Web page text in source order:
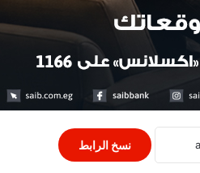
نسخ الرابط
توقيع مذكرة تفاهم
للتصنيع وشركة كورية
الغاز
أسعار الذهب فى مصر
البورصة المصرية اليوم